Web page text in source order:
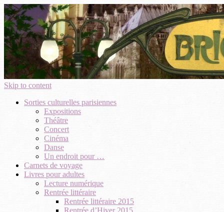
Skip to content
Sorties culturelles parisiennes
Expositions
Théâtre
Concert
Cinéma
Danse
Un endroit pour …
Carnets de voyage
Livres pour adultes
Lecture numérique
Rentrée littéraire
Rentrée littéraire 2015
Rentrée d’Hiver 2015